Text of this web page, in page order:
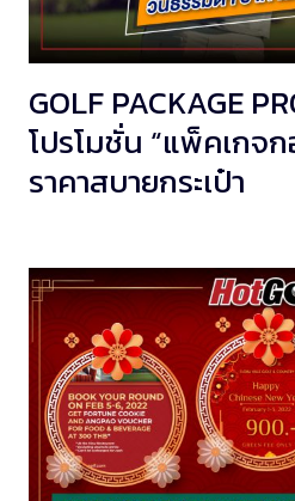
GOLF PACKAGE
โปรโมชั่น “แพ็คเกจ
ราคาสบายกระเป๋า